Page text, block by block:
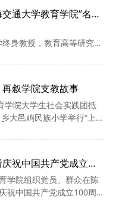
体系研究、“双一流”大学
进行了专题研讨。
交通大学教育学院“名师
身教授，教育高等研究院
陈瑞球楼242房间
叙学院支教故事
学院大学生社会实践团抵
大邑鸡民族小学举行“上海
科学素养教育的田野调查
祝中国共产党成立一
学院组织党员、群众在陈
祝中国共产党成立100周